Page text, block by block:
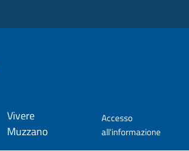
Vivere
Muzzano
Accesso
all'informazione